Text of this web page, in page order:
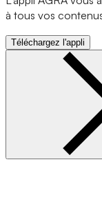
à tous vos
Téléchargez l'appli